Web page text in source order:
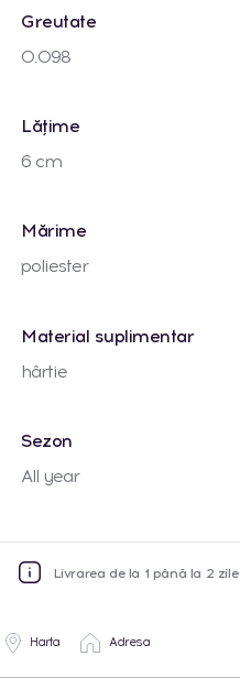
Greutate
0.098
Lățime
6 cm
Mărime
poliester
Material suplimentar
hârtie
Sezon
All year
Livrarea de la 1 până la 2 zile
Harta Adresa